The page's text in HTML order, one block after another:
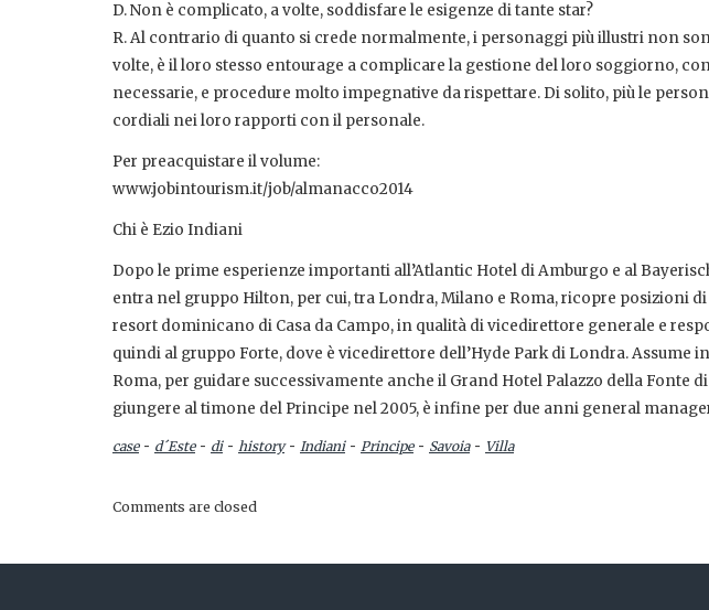
D. Non è complicato, a volte, soddisfare le esigenze di tante star?
R. Al contrario di quanto si crede normalmente, i personaggi più illustri non
volte, è il loro stesso entourage a complicare la gestione del loro soggiorno,
necessarie, e procedure molto impegnative da rispettare. Di solito, più le
cordiali nei loro rapporti con il personale.
Per preacquistare il volume:
www.jobintourism.it/job/almanacco2014
Chi è Ezio Indiani
Dopo le prime esperienze importanti all’Atlantic Hotel di Amburgo e al
entra nel gruppo Hilton, per cui, tra Londra, Milano e Roma, ricopre posizioni
resort dominicano di Casa da Campo, in qualità di vicedirettore generale e
quindi al gruppo Forte, dove è vicedirettore dell’Hyde Park di Londra. Assume
Roma, per guidare successivamente anche il Grand Hotel Palazzo della Fonte
giungere al timone del Principe nel 2005, è infine per due anni general
case- d´Este- di- history- Indiani- Principe- Savoia- Villa
Comments are closed